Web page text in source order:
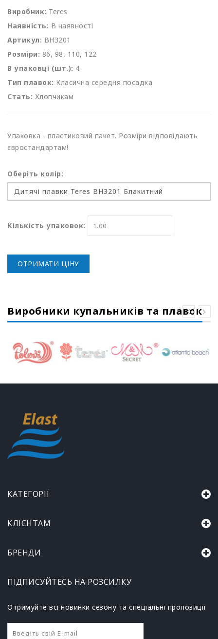
Виробник: Teres
Наявність: В наявності
Артикул: BH3201
Розміри: 86, 98, 110, 122
В упаковці (шт.): 4
Тип плавок: Класична середня посадка
Стать: Хлопчикам
Упаковка - пластиковий пакет. Розміри відповідають
євростандартам!
Оберіть колір:
Кількість упаковок:
ОТРИМАТИ ЦІНУ
Виробники купальників та плавок
КАТЕГОРІЇ
КЛІЄНТАМ
БРЕНДИ
ПІДПИСУЙТЕСЬ НА РОЗСИЛКУ
Отримуйте всі новинки сезону та спеціальні пропозиції